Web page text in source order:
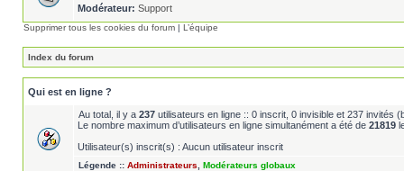
Modérateur: Support
Supprimer tous les cookies du forum | L’équipe
Index du forum
Qui est en ligne ?
Au total, il y a 237 utilisateurs en ligne :: 0 inscrit, 0 invisible et 237 invités
Le nombre maximum d’utilisateurs en ligne simultanément a été de 21819
Utilisateur(s) inscrit(s) : Aucun utilisateur inscrit
Légende :: Administrateurs Modérateurs globaux